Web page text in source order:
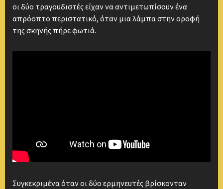
οι δύο τραγουδιστές είχαν να αντιμετωπίσουν ένα
απρόοπτο περιστατικό, όταν μια λάμπα στην οροφή
της σκηνής πήρε φωτιά.
Συγκεκριμένα όταν οι δύο ερμηνευτές βρίσκονταν